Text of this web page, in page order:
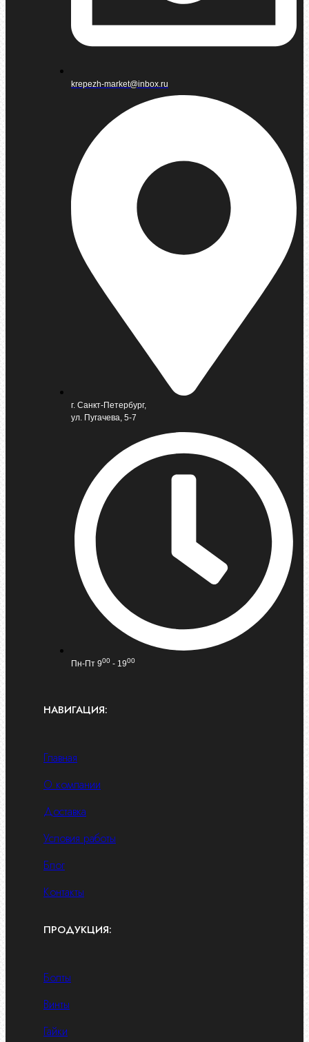
krepezh-market@inbox.ru
г. Санкт-Петербург,
ул. Пугачева, 5-7
Пн-Пт 900 - 1900
НАВИГАЦИЯ:
Главная
О компании
Доставка
Условия работы
Блог
Контакты
ПРОДУКЦИЯ:
Болты
Винты
Гайки